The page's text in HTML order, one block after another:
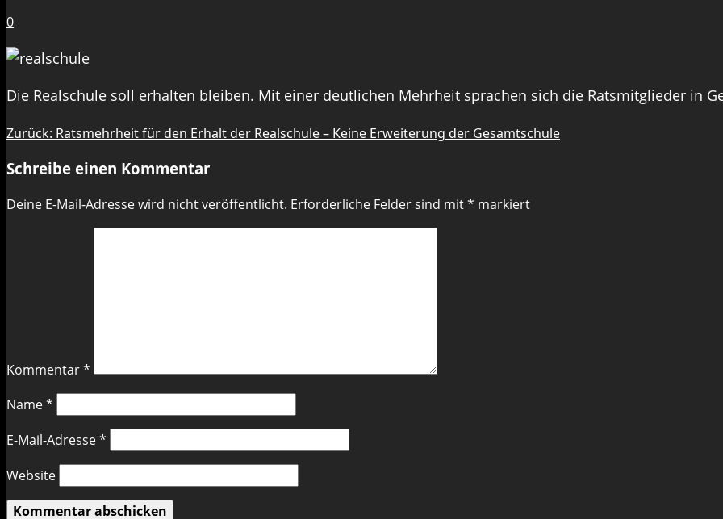
0
Die Realschule soll erhalten bleiben. Mit einer deutlichen Mehrheit sprachen sich die Ratsmitglieder in
Beitragsnavigation
Zurück: Ratsmehrheit für den Erhalt der Realschule – Keine Erweiterung der Gesamtschule
Schreibe einen Kommentar
Deine E-Mail-Adresse wird nicht veröffentlicht. Erforderliche Felder sind mit* markiert
Kommentar*
Name*
E-Mail-Adresse*
Website